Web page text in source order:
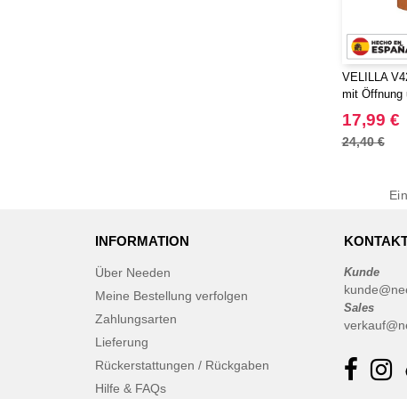
VELILLA
mit Öffnung
17,99 €
24,40 €
INFORMATION
Über Needen
Meine Bestellung verfolgen
Zahlungsarten
Lieferung
Rückerstattungen / Rückgaben
Hilfe & FAQs
Kunde
Sales